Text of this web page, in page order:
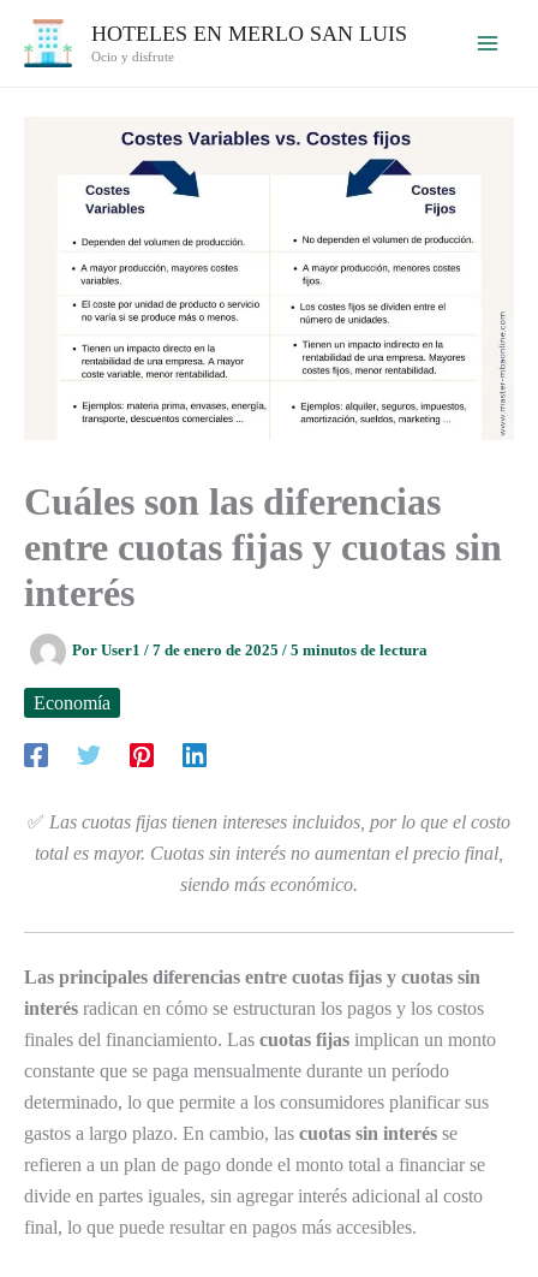
HOTELES EN MERLO SAN LUIS
Ocio y disfrute
Cuáles son las diferencias
entre cuotas fijas y cuotas sin
interés
Por User1 / 7 de enero de 2025 / 5 minutos de lectura
Economía
✅ Las cuotas fijas tienen intereses incluidos, por lo que el costo
total es mayor. Cuotas sin interés no aumentan el precio final,
siendo más económico.
Las principales diferencias entre cuotas fijas y cuotas sin
interés radican en cómo se estructuran los pagos y los costos
finales del financiamiento. Las cuotas fijas implican un monto
constante que se paga mensualmente durante un período
determinado, lo que permite a los consumidores planificar sus
gastos a largo plazo. En cambio, las cuotas sin interés se
refieren a un plan de pago donde el monto total a financiar se
divide en partes iguales, sin agregar interés adicional al costo
final, lo que puede resultar en pagos más accesibles.